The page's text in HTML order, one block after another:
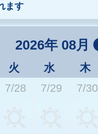
ます
2026年 08月
火 水 木
7/28 7/29 7/30